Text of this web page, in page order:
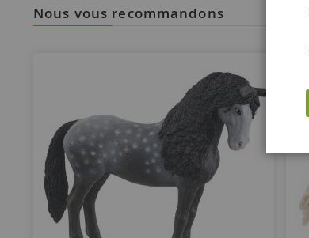
nous vous recommandons